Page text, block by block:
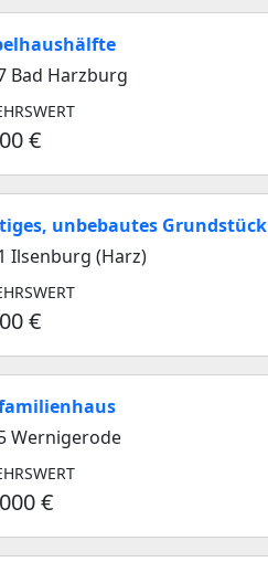
Bad Harzburg
€
unbebautes Grundstück
Ilsenburg (Harz)
€
Wernigerode
€